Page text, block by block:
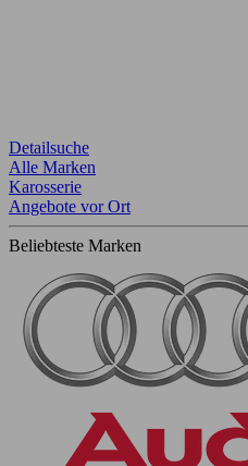
Detailsuche
Alle Marken
Karosserie
Angebote vor Ort
Beliebteste Marken